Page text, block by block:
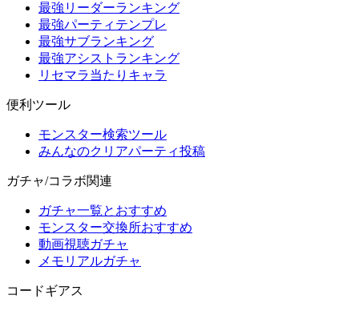
最強リーダーランキング
最強パーティテンプレ
最強サブランキング
最強アシストランキング
リセマラ当たりキャラ
便利ツール
モンスター検索ツール
みんなのクリアパーティ投稿
ガチャ/コラボ関連
ガチャ一覧とおすすめ
モンスター交換所おすすめ
動画視聴ガチャ
メモリアルガチャ
コードギアス